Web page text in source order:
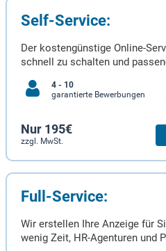
Self-Service:
Der kostengünstige Online-
schnell zu schalten und
4 - 10
garantierte Bewerbungen
Nur 195€
zzgl. MwSt.
Full-Service:
Wir erstellen Ihre Anzeige für
wenig Zeit, HR-Agenturen und